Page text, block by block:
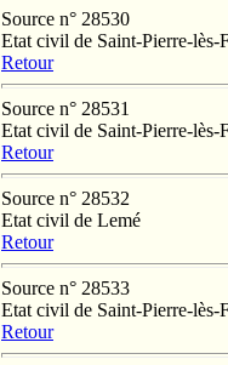
Source n° 28530
Etat civil de Saint-Pierre-
Retour
Source n° 28531
Etat civil de Saint-Pierre-
Retour
Source n° 28532
Etat civil de Lemé
Retour
Source n° 28533
Etat civil de Saint-Pierre-
Retour